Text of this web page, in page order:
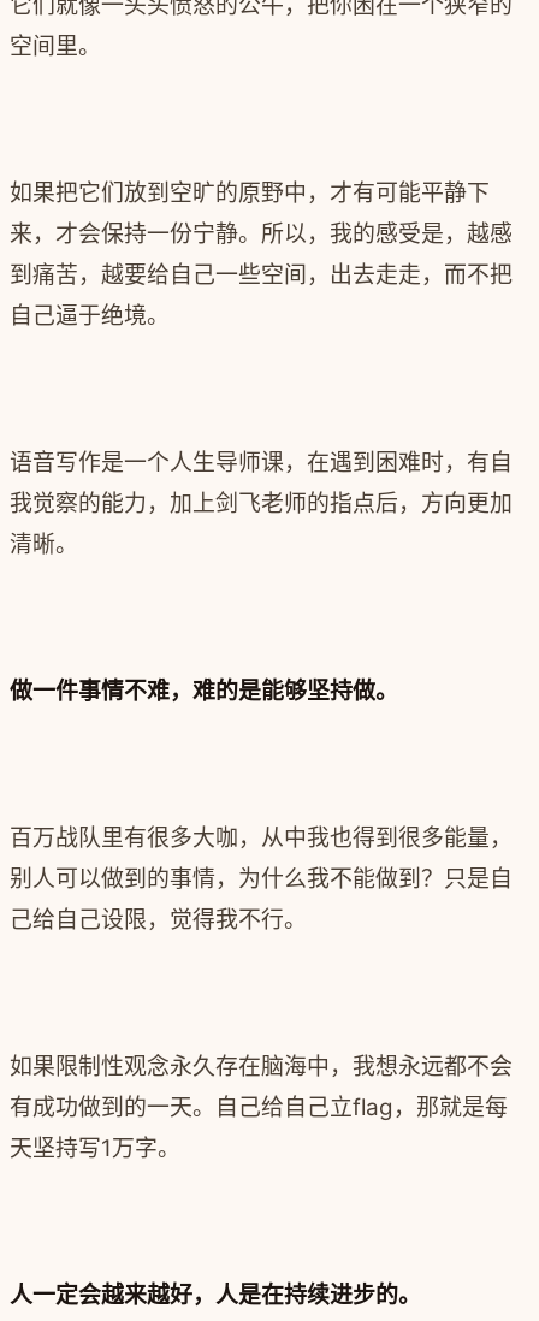
它们就像一头头愤怒的公牛，把你困在一个狭窄的
空间里。
如果把它们放到空旷的原野中，才有可能平静下
来，才会保持一份宁静。所以，我的感受是，越感
到痛苦，越要给自己一些空间，出去走走，而不把
自己逼于绝境。
语音写作是一个人生导师课，在遇到困难时，有自
我觉察的能力，加上剑飞老师的指点后，方向更加
清晰。
做一件事情不难，难的是能够坚持做。
百万战队里有很多大咖，从中我也得到很多能量，
别人可以做到的事情，为什么我不能做到？只是自
己给自己设限，觉得我不行。
如果限制性观念永久存在脑海中，我想永远都不会
有成功做到的一天。自己给自己立flag，那就是每
天坚持写1万字。
人一定会越来越好，人是在持续进步的。